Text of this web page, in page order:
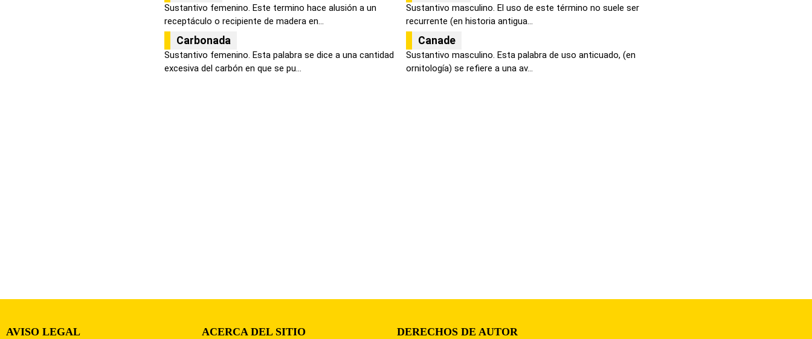
Sustantivo femenino. Este termino hace alusión a un
receptáculo o recipiente de madera en...
Sustantivo masculino. El uso de este término no suele ser
recurrente (en historia antigua...
Carbonada
Sustantivo femenino. Esta palabra se dice a una cantidad
excesiva del carbón en que se pu...
Canade
Sustantivo masculino. Esta palabra de uso anticuado, (en
ornitología) se refiere a una av...
AVISO LEGAL ACERCA DEL SITIO DERECHOS DE AUTOR